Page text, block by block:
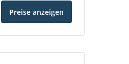
Preise anzeigen